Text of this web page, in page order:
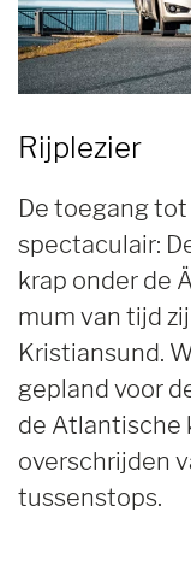
Rijplezier
De toegang
spectaculair:
krap onder de
mum van tijd
Kristiansund.
gepland voor
de Atlantische
overschrijden
tussenstops.